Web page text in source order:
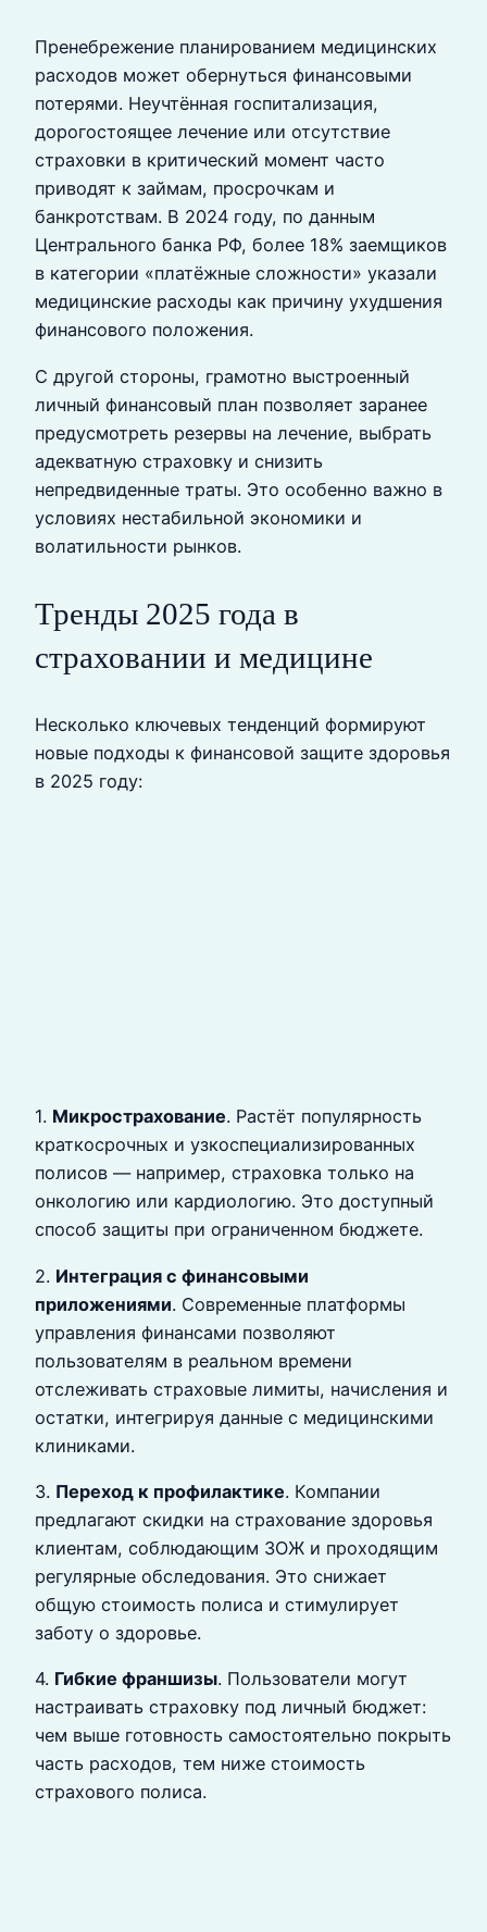
Пренебрежение планированием медицинских
расходов может обернуться финансовыми
потерями. Неучтённая госпитализация,
дорогостоящее лечение или отсутствие
страховки в критический момент часто
приводят к займам, просрочкам и
банкротствам. В 2024 году, по данным
Центрального банка РФ, более 18% заемщиков
в категории «платёжные сложности» указали
медицинские расходы как причину ухудшения
финансового положения.
С другой стороны, грамотно выстроенный
личный финансовый план позволяет заранее
предусмотреть резервы на лечение, выбрать
адекватную страховку и снизить
непредвиденные траты. Это особенно важно в
условиях нестабильной экономики и
волатильности рынков.
Тренды 2025 года в
страховании и медицине
Несколько ключевых тенденций формируют
новые подходы к финансовой защите здоровья
в 2025 году:
1. Микрострахование. Растёт популярность
краткосрочных и узкоспециализированных
полисов — например, страховка только на
онкологию или кардиологию. Это доступный
способ защиты при ограниченном бюджете.
2. Интеграция с финансовыми
приложениями. Современные платформы
управления финансами позволяют
пользователям в реальном времени
отслеживать страховые лимиты, начисления и
остатки, интегрируя данные с медицинскими
клиниками.
3. Переход к профилактике. Компании
предлагают скидки на страхование здоровья
клиентам, соблюдающим ЗОЖ и проходящим
регулярные обследования. Это снижает
общую стоимость полиса и стимулирует
заботу о здоровье.
4. Гибкие франшизы. Пользователи могут
настраивать страховку под личный бюджет:
чем выше готовность самостоятельно покрыть
часть расходов, тем ниже стоимость
страхового полиса.